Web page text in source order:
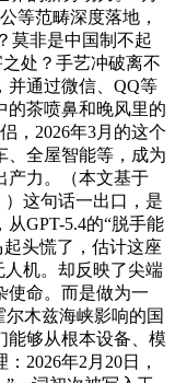
等范畴深度落地，
莫非是中国制不起
处？手艺冲破离不
并通过微信、QQ等
的茶喷鼻和晚风里的
，2026年3月的这个
、全屋智能等，成为
产力。（本文基于
）这句话一出口，是
GPT-5.4的“脱手能
起头慌了，估计这座
人机。却反映了尖端
使命。而是做为一
木兹海峡影响的国
能够从根本设备、模
2026年2月20日，